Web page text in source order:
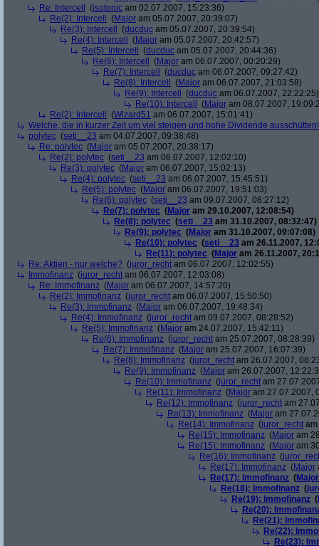
Re: Intercell
(isotonic am 02.07.2007, 15:23:36)
Re(2): Intercell
(Major am 05.07.2007, 20:39:07)
Re(3): Intercell
(ducduc am 05.07.2007, 20:39:54)
Re(4): Intercell
(Major am 05.07.2007, 20:42:57)
Re(5): Intercell
(ducduc am 05.07.2007, 20:44:36)
Re(6): Intercell
(Major am 06.07.2007, 00:20:29)
Re(7): Intercell
(ducduc am 06.07.2007, 09:27:42)
Re(8): Intercell
(Major am 06.07.2007, 21:03:58)
Re(9): Intercell
(ducduc am 06.07.2007, 22:22:25)
Re(10): Intercell
(Major am 08.07.2007,
Re(2): Intercell
(Wizard51 am 06.07.2007, 15:01:41)
Welche, die in kurzer Zeit um viel steigen und hohe Dividende
polytec (seti__23 am 04.07.2007, 09:38:48)
Re: polytec (Major am 05.07.2007, 20:38:17)
Re(2): polytec (seti__23 am 06.07.2007, 12:02:10)
Re(3): polytec (Major am 06.07.2007, 15:02:13)
Re(4): polytec (seti__23 am 06.07.2007, 15:45:51)
Re(5): polytec (Major am 06.07.2007, 19:51:03)
Re(6): polytec (seti__23 am 09.07.2007, 08:27:12)
Re(7): polytec (Major am 29.10.2007, 12:08:54)
Re(8): polytec (seti__23 am 31.10.2007, 08:32:47)
Re(9): polytec (Major am 31.10.2007, 09:07:08)
Re(10): polytec (seti__23 am 26.11.2007,
Re(11): polytec (Major am 26.11.2007,
Re: Aktien - nur welche? (juror_recht am 06.07.2007, 12:02:55)
Immofinanz (juror_recht am 06.07.2007, 12:03:08)
Re: Immofinanz (Major am 06.07.2007, 14:57:20)
Re(2): Immofinanz (juror_recht am 06.07.2007, 15:50:50)
Re(3): Immofinanz (Major am 06.07.2007, 19:48:34)
Re(4): Immofinanz (juror_recht am 09.07.2007, 08:28:52)
Re(5): Immofinanz (Major am 24.07.2007, 15:42:11)
Re(6): Immofinanz (juror_recht am 25.07.2007, 08:28:39)
Re(7): Immofinanz (Major am 25.07.2007, 16:07:39)
Re(8): Immofinanz (juror_recht am 26.07.2007,
Re(9): Immofinanz (Major am 26.07.2007,
Re(10): Immofinanz (juror_recht am
Re(11): Immofinanz (Major am 27.07.2007,
Re(12): Immofinanz (juror_recht am
Re(13): Immofinanz (Major am
Re(14): Immofinanz (juror_recht
Re(15): Immofinanz (Major am
Re(15): Immofinanz (Major am
Re(16): Immofinanz (
Re(17): Immofinanz (Major
Re(17): Immofinanz (Major
Re(18): Immofinanz (
Re(19): Immofinanz (
Re(20):
Re(21):
Re(22):
Re(23):